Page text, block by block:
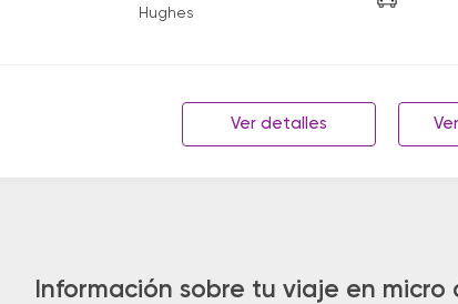
Hughes
Ver detalles
Información sobre tu viaje en